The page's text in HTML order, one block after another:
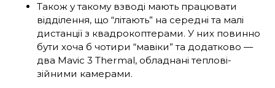
Також у такому взводі мають працювати
відділення, що “літають” на середні та малі
дистанції з квадрокоптерами. У них повин­но
бути хоча б чотири “мавіки” та додатко­во —
два Mavic 3 Thermal, обладнані теплові­
зійними камерами.